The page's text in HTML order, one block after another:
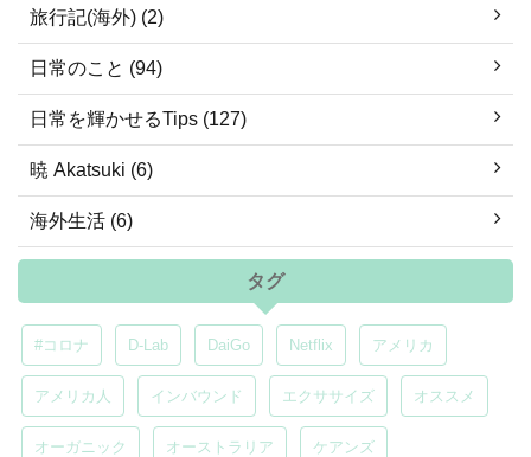
旅行記(海外) (2)
日常のこと (94)
日常を輝かせるTips (127)
暁 Akatsuki (6)
海外生活 (6)
タグ
#コロナ D-Lab DaiGo Netflix アメリカ
アメリカ人 インバウンド エクササイズ オススメ
オーガニック オーストラリア ケアンズ